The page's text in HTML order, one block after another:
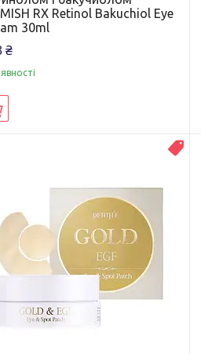
RX Retinol Bakuchiol Eye
30ml
₴